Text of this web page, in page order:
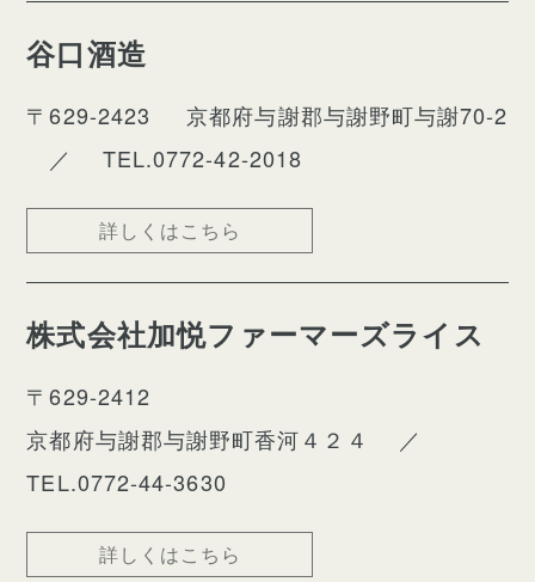
谷口酒造
〒629-2423
京都府与謝郡与謝野町与謝70-2
／
TEL.0772-42-2018
詳しくはこちら
株式会社加悦ファーマーズライス
〒629-2412
京都府与謝郡与謝野町香河４２４
／
TEL.0772-44-3630
詳しくはこちら